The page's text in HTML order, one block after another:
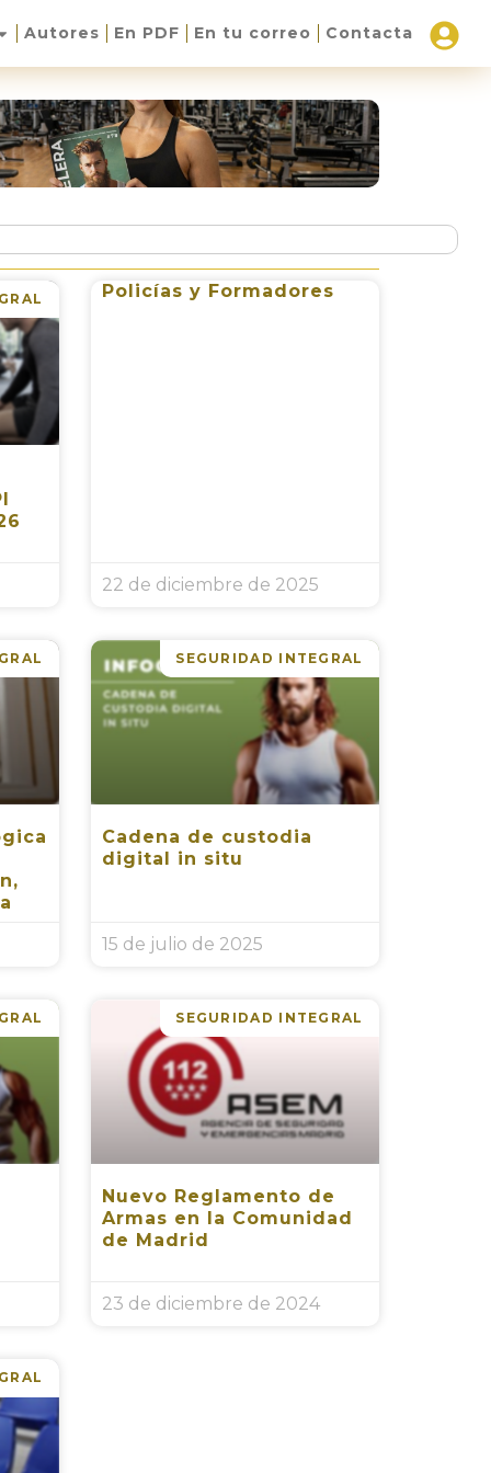
Autores En PDF En tu correo Contacta
Policías y Formadores
22 de diciembre de 2025
SEGURIDAD INTEGRAL
Cadena de custodia
digital in situ
15 de julio de 2025
SEGURIDAD INTEGRAL
Nuevo Reglamento de
Armas en la Comunidad
de Madrid
23 de diciembre de 2024